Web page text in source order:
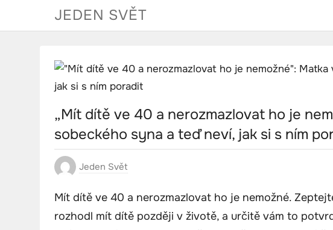
JEDEN SVĚT
„Mít dítě ve 40 a nerozmazlovat ho je
sobeckého syna a teď neví, jak si s ním
Jeden Svět
Mít dítě ve 40 a nerozmazlovat ho je nemožné.
rozhodl mít dítě později v životě, a určitě vám to